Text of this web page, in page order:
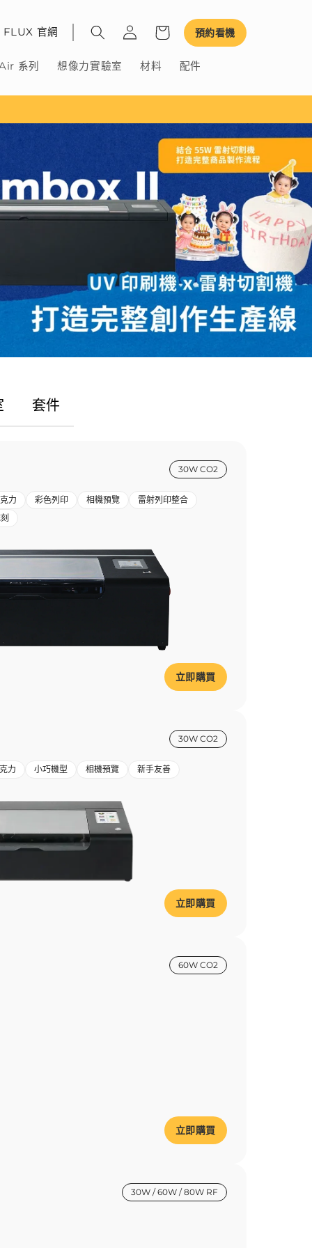
系列 想像力實驗室 材料 配件
FLUX 官網 預約看機
套件
30W CO2
力 彩色列印 相機預覽
雷射列印整合
立即購買
30W CO2
力 小巧機型 相機預覽 新手友善
立即購買
60W CO2
立即購買
30W / 60W / 80W RF